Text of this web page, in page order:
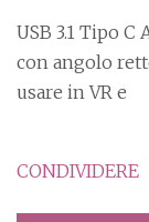
USB 3.1 Tipo
con angolo
usare in VR e
CONDIVIDERE